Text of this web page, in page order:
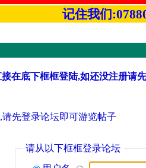
记住我们
在底下框框登陆,如还没注册请
先登录论坛即可游览帖子
请从以下框框登录论坛